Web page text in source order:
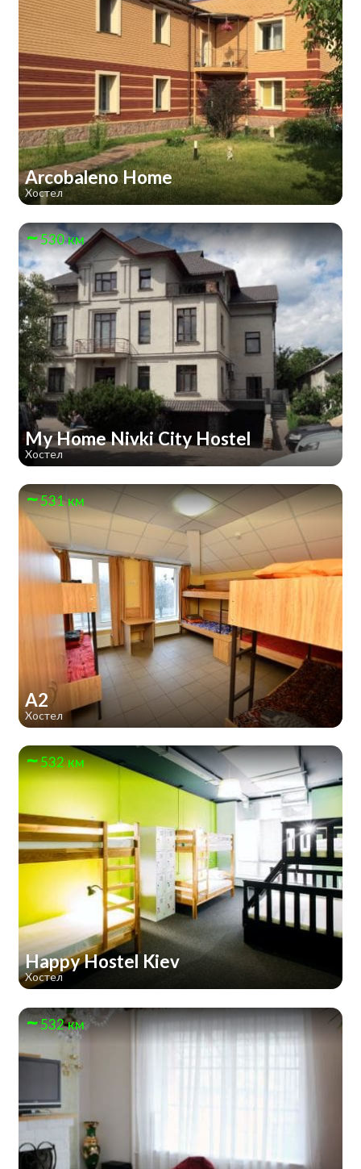
Arcobaleno Home
Хостел
530 км
My Home Nivki City Hostel
Хостел
531 км
А2
Хостел
532 км
Happy Hostel Kiev
Хостел
532 км